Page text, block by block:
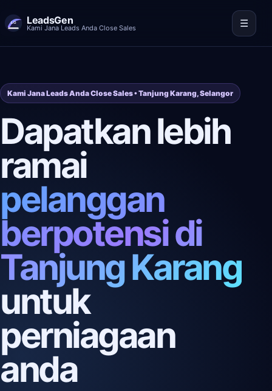
LeadsGen
Kami Jana Leads Anda Close Sales ☰
Kami Jana Leads Anda Close Sales • Tanjung Karang, Selangor
Dapatkan lebih
ramai
pelanggan
berpotensi di
Tanjung Karang
untuk
perniagaan
anda